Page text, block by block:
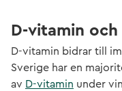
D-vitamin
D-vitamin bidrar till
Sverige har en
av D-vitamin under